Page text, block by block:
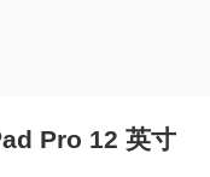
Pro 12 英寸